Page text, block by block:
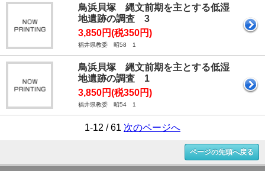
鳥浜貝塚 縄文前期を主とする低湿
地遺跡の調査 3
3,850円(税350円)
福井県教委 昭58 1
鳥浜貝塚 縄文前期を主とする低湿
地遺跡の調査 1
3,850円(税350円)
福井県教委 昭54 1
1-12 / 61 次のページへ
ページの先頭へ戻る